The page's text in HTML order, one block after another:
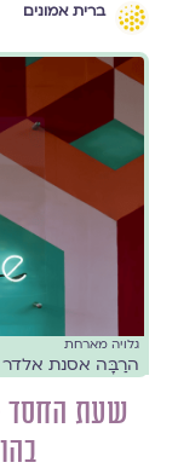
ברית אמונים
גלויה מארחת
הרַבָּה אסנת אלדר
שעת החסד